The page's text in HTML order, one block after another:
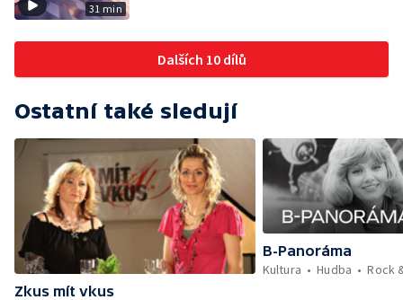
31 min
Dalších 10 dílů
Ostatní také sledují
Zkus mít vkus
B-Panoráma
Kultura
Hudba Rock